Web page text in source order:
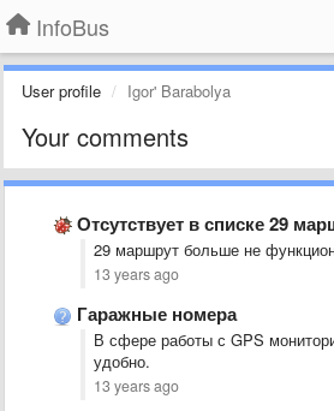
InfoBus
User profile Igor' Barabolya
Your comments
Отсутствует в списке 29 маршрут, зато
​29 маршрут больше не
13 years ago
Гаражные номера
В сфере работы с GPS
удобно.
13 years ago